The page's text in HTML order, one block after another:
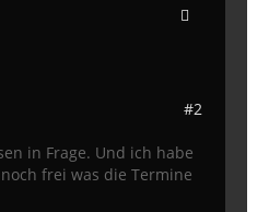
#2
in Frage. Und ich habe
frei was die Termine